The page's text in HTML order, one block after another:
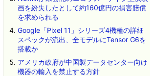
画を紛失したとして約160億円の損害賠償
を求められる
Google「Pixel 11」シリーズ4機種の詳細
スペックが流出、全モデルにTensor G6を
搭載か
アメリカ政府が中国製データセンター向け
機器の輸入を禁止する方針